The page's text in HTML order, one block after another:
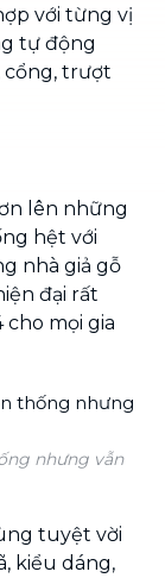
với từng vị
tự động
cổng, trượt
lên những
hệt với
nhà giả gỗ
đại rất
mọi gia
nhưng vẫn
tuyệt vời
kiểu dáng,